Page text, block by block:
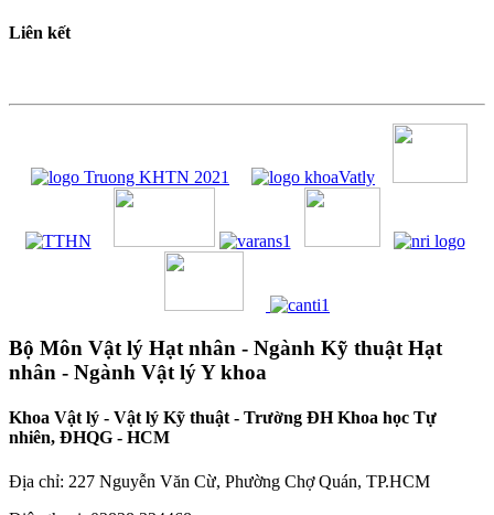
Liên kết
Bộ Môn Vật lý Hạt nhân - Ngành Kỹ thuật Hạt
nhân - Ngành Vật lý Y khoa
Khoa Vật lý - Vật lý Kỹ thuật - Trường ĐH Khoa học Tự
nhiên, ĐHQG - HCM
Địa chỉ: 227 Nguyễn Văn Cừ, Phường Chợ Quán, TP.HCM